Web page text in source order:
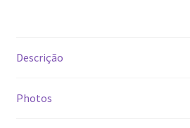
Fashion on movement
Flores em ponto Macro / Macro
Descrição
Photos